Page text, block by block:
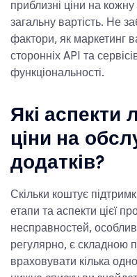
приблизні ціни на
загальну вартість. Не
фактори, як маркетинг
сторонніх API та
функціональності.
Які аспекти
ціни на
додатків?
Скільки коштує
етапи та аспекти цієї
несправностей,
регулярно, є складною
враховувати кілька